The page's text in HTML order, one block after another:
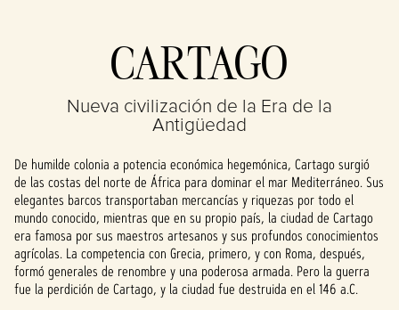
Accept
& Play
Al hacer clic en
aceptas la
política de
privacidad de
YouTubey la
transferencia
de datos a los
servidores de
Google.
CARTAGO
Nueva civilización de la Era de la
Antigüedad
De humilde colonia a potencia económica hegemónica, Cartago surgió
de las costas del norte de África para dominar el mar Mediterráneo. Sus
elegantes barcos transportaban mercancías y riquezas por todo el
mundo conocido, mientras que en su propio país, la ciudad de Cartago
era famosa por sus maestros artesanos y sus profundos conocimientos
agrícolas. La competencia con Grecia, primero, y con Roma, después,
formó generales de renombre y una poderosa armada. Pero la guerra
fue la perdición de Cartago, y la ciudad fue destruida en el 146 a.C.